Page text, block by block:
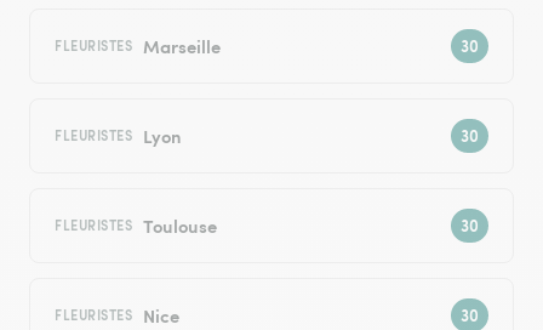
FLEURISTES Marseille
FLEURISTES Lyon
FLEURISTES Toulouse
FLEURISTES Nice